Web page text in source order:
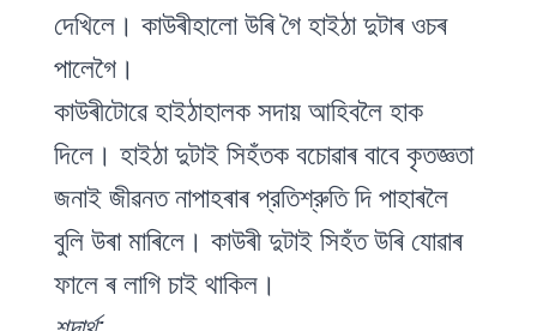
দেখিলে। কাউৰীহালো উৰি গৈ হাইঠা দুটাৰ ওচৰ
পালেগৈ।
কাউৰীটোৱে হাইঠাহালক সদায় আহিবলৈ হাক
দিলে। হাইঠা দুটাই সিহঁতক বচোৱাৰ বাবে কৃতজ্ঞতা
জনাই জীৱনত নাপাহৰাৰ প্রতিশ্রুতি দি পাহাৰলৈ
বুলি উৰা মাৰিলে। কাউৰী দুটাই সিহঁত উৰি যোৱাৰ
ফালে ৰ লাগি চাই থাকিল।